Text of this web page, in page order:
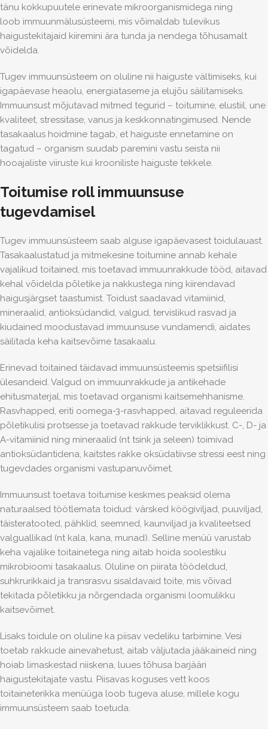
tänu kokkupuutele erinevate mikroorganismidega ning
loob immuunmälusüsteemi, mis võimaldab tulevikus
haigustekitajaid kiiremini ära tunda ja nendega tõhusamalt
võidelda.
Tugev immuunsüsteem on oluline nii haiguste vältimiseks, kui
igapäevase heaolu, energiataseme ja elujõu säilitamiseks.
Immuunsust mõjutavad mitmed tegurid – toitumine, elustiil, une
kvaliteet, stressitase, vanus ja keskkonnatingimused. Nende
tasakaalus hoidmine tagab, et haiguste ennetamine on
tagatud – organism suudab paremini vastu seista nii
hooajaliste viiruste kui krooniliste haiguste tekkele.
Toitumise roll immuunsuse
tugevdamisel
Tugev immuunsüsteem saab alguse igapäevasest toidulauast.
Tasakaalustatud ja mitmekesine toitumine annab kehale
vajalikud toitained, mis toetavad immuunrakkude tööd, aitavad
kehal võidelda põletike ja nakkustega ning kiirendavad
haigusjärgset taastumist. Toidust saadavad vitamiinid,
mineraalid, antioksüdandid, valgud, tervislikud rasvad ja
kiudained moodustavad immuunsuse vundamendi, aidates
säilitada keha kaitsevõime tasakaalu.
Erinevad toitained täidavad immuunsüsteemis spetsiifilisi
ülesandeid. Valgud on immuunrakkude ja antikehade
ehitusmaterjal, mis toetavad organismi kaitsemehhanisme.
Rasvhapped, eriti oomega-3-rasvhapped, aitavad reguleerida
põletikulisi protsesse ja toetavad rakkude terviklikkust. C-, D- ja
A-vitamiinid ning mineraalid (nt tsink ja seleen) toimivad
antioksüdantidena, kaitstes rakke oksüdatiivse stressi eest ning
tugevdades organismi vastupanuvõimet.
Immuunsust toetava toitumise keskmes peaksid olema
naturaalsed töötlemata toidud: värsked köögiviljad, puuviljad,
täisteratooted, pähklid, seemned, kaunviljad ja kvaliteetsed
valguallikad (nt kala, kana, munad). Selline menüü varustab
keha vajalike toitainetega ning aitab hoida soolestiku
mikrobioomi tasakaalus. Oluline on piirata töödeldud,
suhkrurikkaid ja transrasvu sisaldavaid toite, mis võivad
tekitada põletikku ja nõrgendada organismi loomulikku
kaitsevõimet.
Lisaks toidule on oluline ka piisav vedeliku tarbimine. Vesi
toetab rakkude ainevahetust, aitab väljutada jääkaineid ning
hoiab limaskestad niiskena, luues tõhusa barjääri
haigustekitajate vastu. Piisavas koguses vett koos
toitaineterikka menüüga loob tugeva aluse, millele kogu
immuunsüsteem saab toetuda.